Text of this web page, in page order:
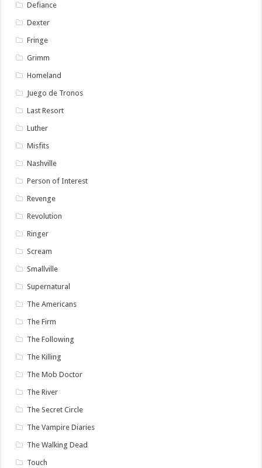
Defiance
Dexter
Fringe
Grimm
Homeland
Juego de Tronos
Last Resort
Luther
Misfits
Nashville
Person of Interest
Revenge
Revolution
Ringer
Scream
Smallville
Supernatural
The Americans
The Firm
The Following
The Killing
The Mob Doctor
The River
The Secret Circle
The Vampire Diaries
The Walking Dead
Touch